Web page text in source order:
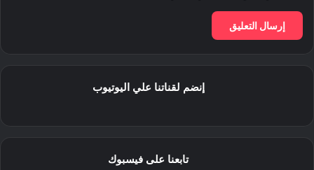
إنضم لقناتنا علي اليوتيوب
تابعنا على فيسبوك